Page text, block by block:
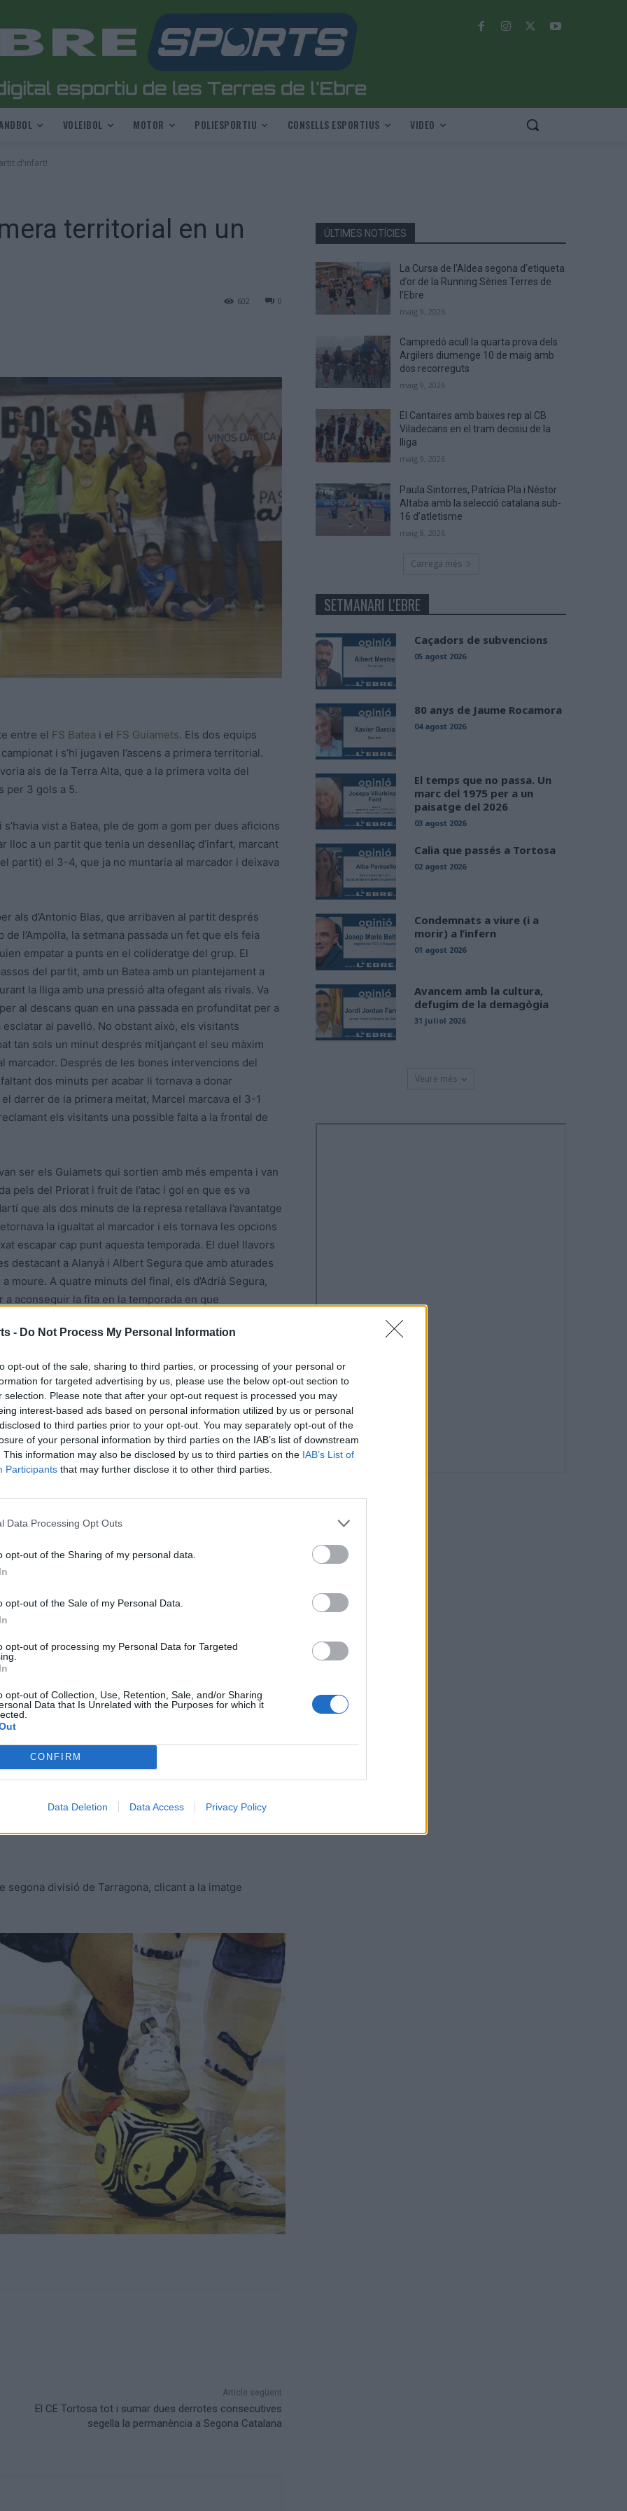
- Do Not Process My Personal Information
opt-out of the sale, sharing to third parties, or processing of your personal or
for targeted advertising by us, please use the below opt-out section to
selection. Please note that after your opt-out request is processed you may
interest-based ads based on personal information utilized by us or personal
to third parties prior to your opt-out. You may separately opt-out of the
of your personal information by third parties on the IAB’s list of downstream
This information may also be disclosed by us to third parties on the IAB’s List of
Participants that may further disclose it to other third parties.
Data Processing Opt Outs
opt-out of the Sharing of my personal data.
opt-out of the Sale of my Personal Data.
opt-out of processing my Personal Data for Targeted
opt-out of Collection, Use, Retention, Sale, and/or Sharing
Data that Is Unrelated with the Purposes for which it
CONFIRM
Data Deletion Data Access Privacy Policy
VOLEIBOL MOTOR POLIESPORTIU CONSELLS ESPORTIUS VIDEO
d'infart!
territorial en un
0
602
entre el FS Batea i el FS Guiamets. Els dos equips
i s’hi jugaven l’ascens a primera territorial.
als de la Terra Alta, que a la primera volta del
per 3 gols a 5.
vist a Batea, ple de gom a gom per dues aficions
lloc a un partit que tenia un desenllaç d’infart, marcant
partit) el 3-4, que ja no muntaria al marcador i deixava
als d’Antonio Blas, que arribaven al partit després
l’Ampolla, la setmana passada un fet que els feia
empatar a punts en el colideratge del grup. El
del partit, amb un Batea amb un plantejament a
la lliga amb una pressió alta ofegant als rivals. Va
al descans quan en una passada en profunditat per a
al pavelló. No obstant això, els visitants
tan sols un minut després mitjançant el seu màxim
marcador. Després de les bones intervencions del
dos minuts per acabar li tornava a donar
darrer de la primera meitat, Marcel marcava el 3-1
els visitants una possible falta a la frontal de
ser els Guiamets qui sortien amb més empenta i van
pels del Priorat i fruit de l’atac i gol en que es va
que als dos minuts de la represa retallava l’avantatge
la igualtat al marcador i els tornava les opcions
escapar cap punt aquesta temporada. El duel llavors
destacant a Alanyà i Albert Segura que amb aturades
moure. A quatre minuts del final, els d’Adrià Segura,
aconseguir la fita en la temporada en que
cinc. Els de la Terra Alta es defensaven amb ordre
d’una sacada de banda interceptada a camp propi per
Aleix Martí que li tornava la pared per al pivot
taponat per un defensor, en el moment que sonava la
que marcava ja fora de temps.
junta directiva i afició local que han aconseguit una
tindrà que esperar a la promoció que
de primera territorial) i els dos segons dels altres
i el Vila-rodona.
divisió de Tarragona, clicant a la imatge
Article següent
El CE Tortosa tot i sumar dues derrotes consecutives
segella la permanència a Segona Catalana
ÚLTIMES NOTÍCIES
La Cursa de l’Aldea segona d’etiqueta
d’or de la Running Sèries Terres de
l’Ebre
maig 9, 2026
Campredó acull la quarta prova dels
Argilers diumenge 10 de maig amb
dos recorreguts
maig 9, 2026
El Cantaires amb baixes rep al CB
Viladecans en el tram decisiu de la
lliga
maig 9, 2026
Paula Sintorres, Patrícia Pla i Néstor
Altaba amb la selecció catalana sub-
16 d’atletisme
maig 8, 2026
Carrega més
SETMANARI L'EBRE
Caçadors de subvencions
05 agost 2026
80 anys de Jaume Rocamora
04 agost 2026
El temps que no passa. Un
marc del 1975 per a un
paisatge del 2026
03 agost 2026
Calia que passés a Tortosa
02 agost 2026
Condemnats a viure (i a
morir) a l’infern
01 agost 2026
Avancem amb la cultura,
defugim de la demagògia
31 juliol 2026
Veure més